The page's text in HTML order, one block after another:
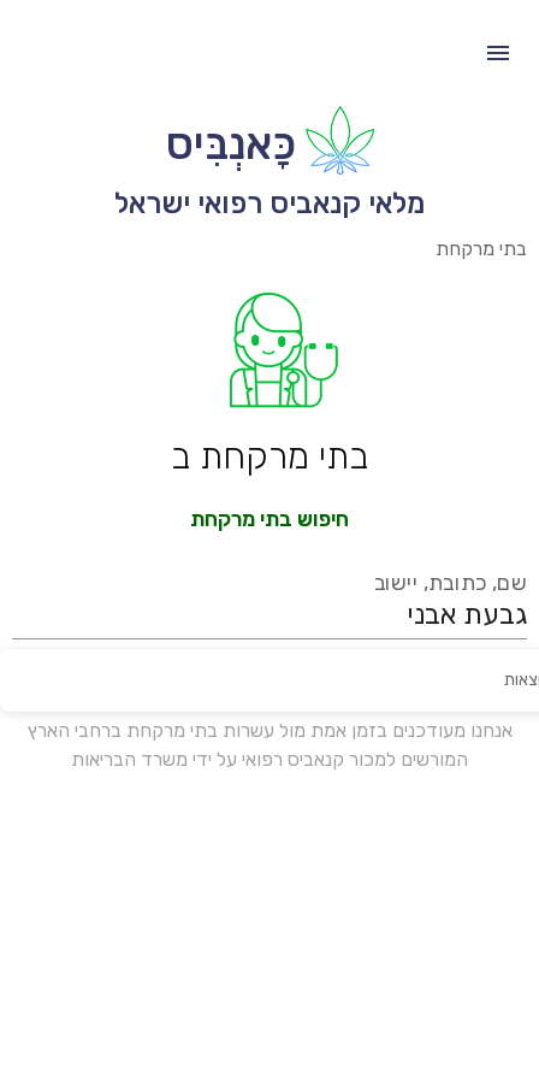
כָּאנְבִּיס
מלאי קנאביס רפואי ישראל
בתי מרקחת
בתי מרקחת ב
חיפוש בתי מרקחת
שם, כתובת, יישוב
אנחנו מעודכנים בזמן אמת מול עשרות בתי מרקחת ברחבי הארץ
המורשים למכור קנאביס רפואי על ידי משרד הבריאות